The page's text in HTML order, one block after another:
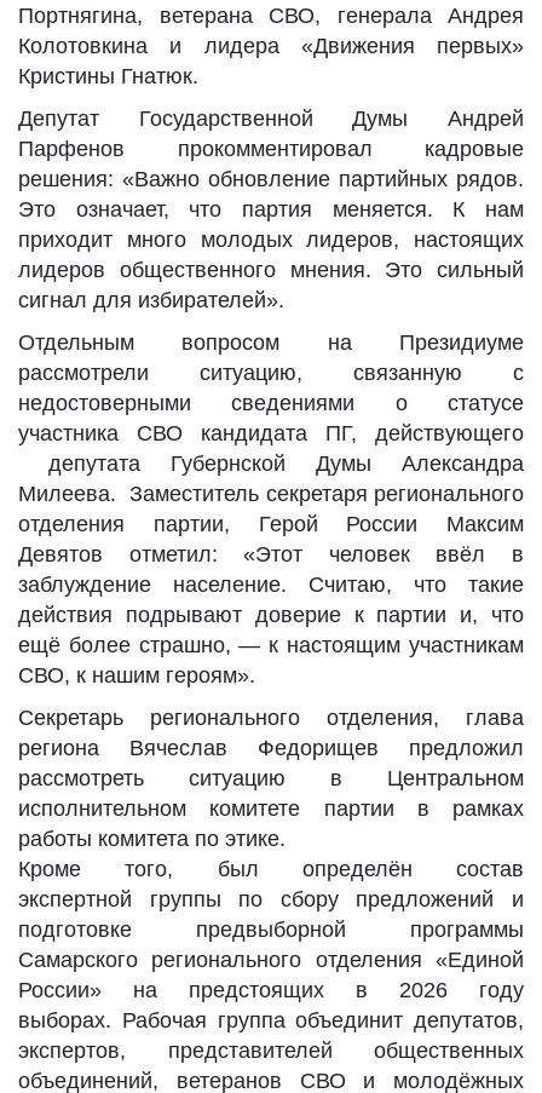
Портнягина, ветерана СВО, генерала Андрея
Колотовкина и лидера «Движения первых»
Кристины Гнатюк.
Депутат Государственной Думы Андрей
Парфенов прокомментировал кадровые
решения: «Важно обновление партийных рядов.
Это означает, что партия меняется. К нам
приходит много молодых лидеров, настоящих
лидеров общественного мнения. Это сильный
сигнал для избирателей».
Отдельным вопросом на Президиуме
рассмотрели ситуацию, связанную с
недостоверными сведениями о статусе
участника СВО кандидата ПГ, действующего
депутата Губернской Думы Александра
Милеева. Заместитель секретаря регионального
отделения партии, Герой России Максим
Девятов отметил: «Этот человек ввёл в
заблуждение население. Считаю, что такие
действия подрывают доверие к партии и, что
ещё более страшно, — к настоящим участникам
СВО, к нашим героям».
Секретарь регионального отделения, глава
региона Вячеслав Федорищев предложил
рассмотреть ситуацию в Центральном
исполнительном комитете партии в рамках
работы комитета по этике.
Кроме того, был определён состав
экспертной группы по сбору предложений и
подготовке предвыборной программы
Самарского регионального отделения «Единой
России» на предстоящих в 2026 году
выборах. Рабочая группа объединит депутатов,
экспертов, представителей общественных
объединений, ветеранов СВО и молодёжных